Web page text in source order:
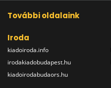
További oldalaink
Iroda
kiadoiroda.info
irodakiadobudapest.hu
kiadoirodabudaors.hu